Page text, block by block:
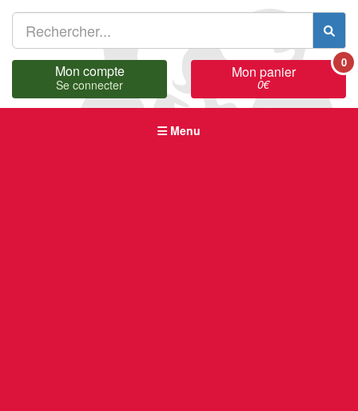
Mon compte
Se connecter
Mon panier
0€
0
Menu